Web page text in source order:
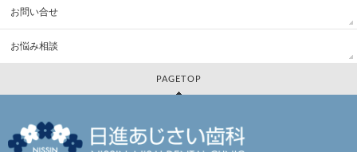
お問い合せ
お悩み相談
PAGETOP